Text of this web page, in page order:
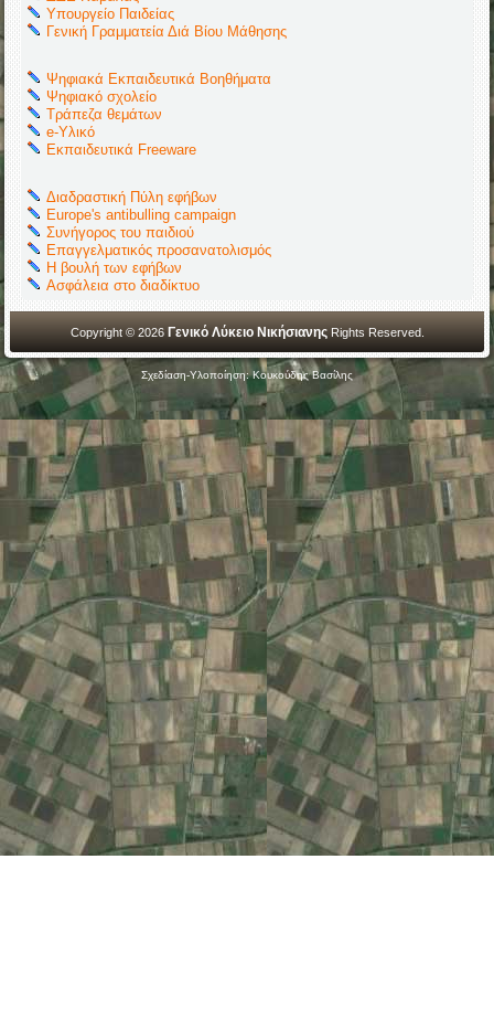
Υπουργείο Παιδείας
Γενική Γραμματεία Διά Βίου Μάθησης
Ψηφιακά Εκπαιδευτικά Βοηθήματα
Ψηφιακό σχολείο
Τράπεζα θεμάτων
e-Υλικό
Εκπαιδευτικά Freeware
Διαδραστική Πύλη εφήβων
Europe's antibulling campaign
Συνήγορος του παιδιού
Επαγγελματικός προσανατολισμός
Η βουλή των εφήβων
Ασφάλεια στο διαδίκτυο
Copyright © 2026 Γενικό Λύκειο Νικήσιανης Rights Reserved.
Σχεδίαση-Υλοποίηση: Κουκούδης Βασίλης